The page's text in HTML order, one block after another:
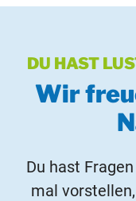
DU HAST
Wir
Du hast
mal